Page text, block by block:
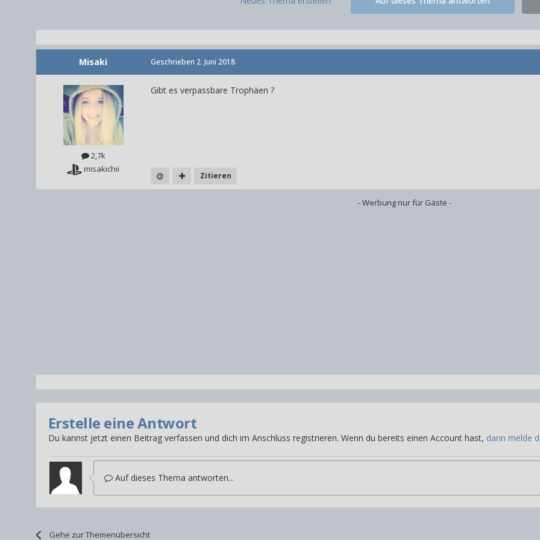
Misaki
2,7k
misakichii
Geschrieben 2. Juni 2018
Gibt es verpassbare Trophäen ?
Zitieren
- Werbung nur für Gäste -
Erstelle eine Antwort
Du kannst jetzt einen Beitrag verfassen und dich im Anschluss registrieren. Wenn du bereits einen Account hast, dann melde
Auf dieses Thema antworten...
Gehe zur Themenübersicht